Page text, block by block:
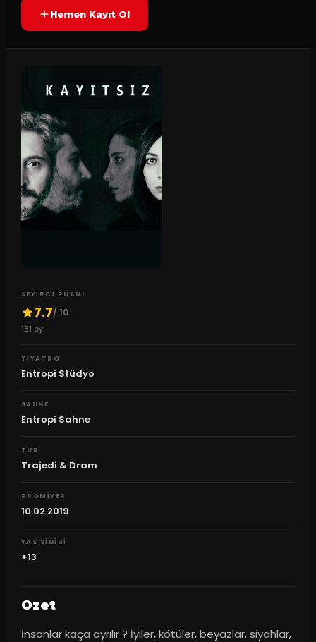
Hemen Kayıt Ol
SEYIRCI PUANI
7.7/ 10
181 oy
TIYATRO
Entropi Stüdyo
SAHNE
Entropi Sahne
TUR
Trajedi & Dram
PROMIYER
10.02.2019
YAS SINIRI
+13
Ozet
İnsanlar kaça ayrılır ? İyiler, kötüler, beyazlar, siyahlar,